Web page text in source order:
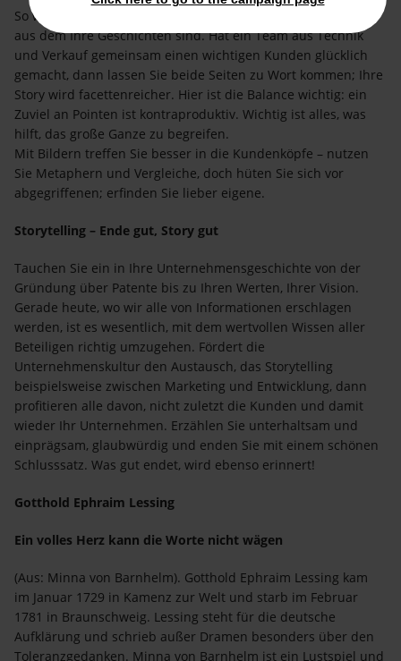
So wie ich meine Findlinge sammle, sammeln Sie den Stoff,
aus dem Ihre Geschichten sind. Hat ein Team aus Technik
und Verkauf gemeinsam einen wichtigen Kunden glücklich
gemacht, dann lassen Sie beide Seiten zu Wort kommen; Ihre
Story wird facettenreicher. Hier ist die Balance wichtig: ein
Zuviel an Pointen ist kontraproduktiv. Wichtig ist alles, was
hilft, das große Ganze zu begreifen.
Mit Bildern treffen Sie besser in die Kundenköpfe – nutzen
Sie Metaphern und Vergleiche, doch hüten Sie sich vor
abgegriffenen; erfinden Sie lieber eigene.
Storytelling – Ende gut, Story gut
Tauchen Sie ein in Ihre Unternehmensgeschichte von der
Gründung über Patente bis zu Ihren Werten, Ihrer Vision.
Gerade heute, wo wir alle von Informationen erschlagen
werden, ist es wesentlich, mit dem wertvollen Wissen aller
Beteiligen richtig umzugehen. Fördert die
Unternehmenskultur den Austausch, das Storytelling
beispielsweise zwischen Marketing und Entwicklung, dann
profitieren alle davon, nicht zuletzt die Kunden und damit
wieder Ihr Unternehmen. Erzählen Sie unterhaltsam und
einprägsam, glaubwürdig und enden Sie mit einem schönen
Schlusssatz. Was gut endet, wird ebenso erinnert!
Gotthold Ephraim Lessing
Ein volles Herz kann die Worte nicht wägen
(Aus: Minna von Barnhelm). Gotthold Ephraim Lessing kam
im Januar 1729 in Kamenz zur Welt und starb im Februar
1781 in Braunschweig. Lessing steht für die deutsche
Aufklärung und schrieb außer Dramen besonders über den
Toleranzgedanken. Minna von Barnhelm ist ein Lustspiel und